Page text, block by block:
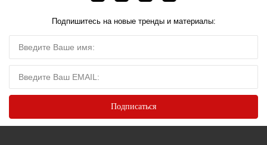
Подпишитесь на новые тренды и материалы: